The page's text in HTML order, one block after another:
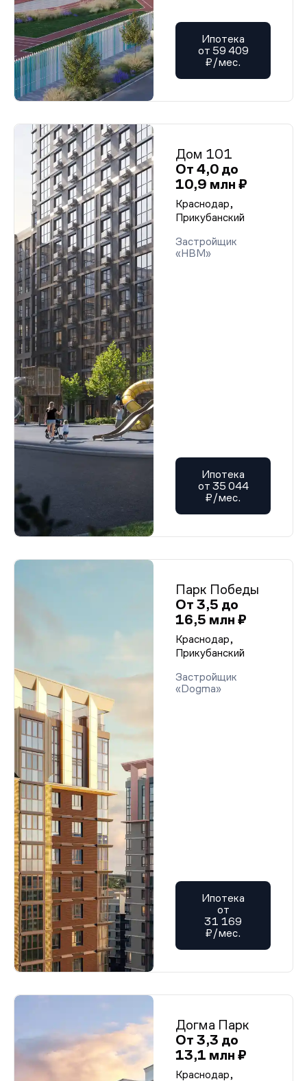
Ипотека
от 59 409
₽/мес.
Дом 101
От 4,0 до
10,9 млн ₽
Краснодар,
Прикубанский
Застройщик
«НВМ»
Ипотека
от 35 044
₽/мес.
Парк Победы
От 3,5 до
16,5 млн ₽
Краснодар,
Прикубанский
Застройщик
«Dogma»
Ипотека
от
31 169
₽/мес.
Догма Парк
От 3,3 до
13,1 млн ₽
Краснодар,